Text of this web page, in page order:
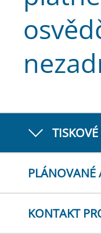
PLÁNOVANÉ
KONTAKT